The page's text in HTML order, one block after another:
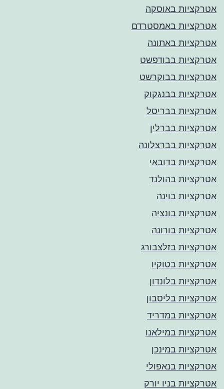
אטרקציות באוסקה
אטרקציות באמסטרדם
אטרקציות באתונה
אטרקציות בבודפשט
אטרקציות בבוקרשט
אטרקציות בבנגקוק
אטרקציות בבריסל
אטרקציות בברלין
אטרקציות בברצלונה
אטרקציות בדובאי
אטרקציות בהולנד
אטרקציות בוינה
אטרקציות בונציה
אטרקציות בורונה
אטרקציות בזלצבורג
אטרקציות בטוקיו
אטרקציות בלונדון
אטרקציות בליסבון
אטרקציות במדריד
אטרקציות במילאנו
אטרקציות במינכן
אטרקציות בנאפולי
אטרקציות בניו יורק